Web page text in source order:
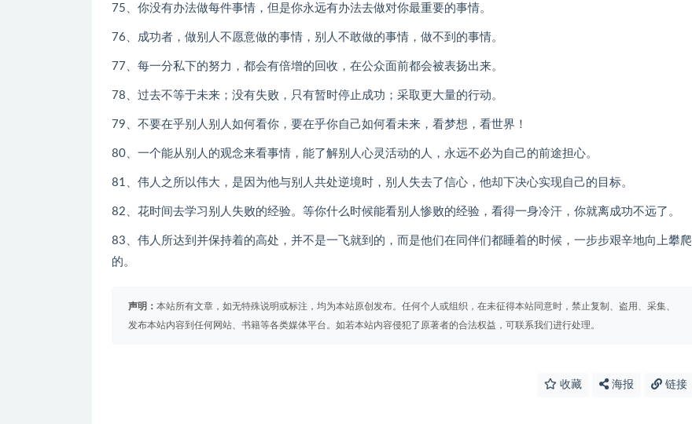
75、你没有办法做每件事情，但是你永远有办法去做对你最重要的事情。
76、成功者，做别人不愿意做的事情，别人不敢做的事情，做不到的事情。
77、每一分私下的努力，都会有倍增的回收，在公众面前都会被表扬出来。
78、过去不等于未来；没有失败，只有暂时停止成功；采取更大量的行动。
79、不要在乎别人别人如何看你，要在乎你自己如何看未来，看梦想，看世界！
80、一个能从别人的观念来看事情，能了解别人心灵活动的人，永远不必为自己的前途担心。
81、伟人之所以伟大，是因为他与别人共处逆境时，别人失去了信心，他却下决心实现自己的目标。
82、花时间去学习别人失败的经验。等你什么时候能看别人惨败的经验，看得一身冷汗，你就离成功不远了。
83、伟人所达到并保持着的高处，并不是一飞就到的，而是他们在同伴们都睡着的时候，一步步艰辛地向上攀爬
的。
声明： 本站所有文章，如无特殊说明或标注，均为本站原创发布。任何个人或组织，在未征得本站同意时，禁止复制、盗用、采集、
发布本站内容到任何网站、书籍等各类媒体平台。如若本站内容侵犯了原著者的合法权益，可联系我们进行处理。
收藏 海报 链接